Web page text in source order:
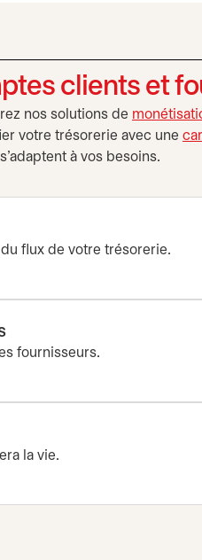
clients et
nos solutions de
votre trésorerie avec une
à vos besoins.
flux de votre trésorerie.
fournisseurs.
la vie.